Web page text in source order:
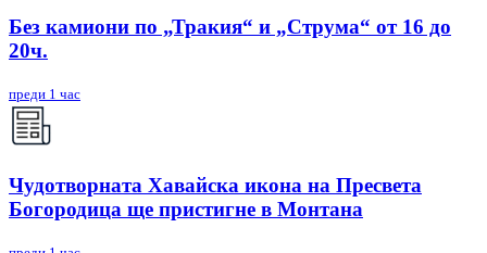
Без камиони по „Тракия“ и „Струма“ от 16 до
20ч.
преди 1 час
Чудотворната Хавайска икона на Пресвета
Богородица ще пристигне в Монтана